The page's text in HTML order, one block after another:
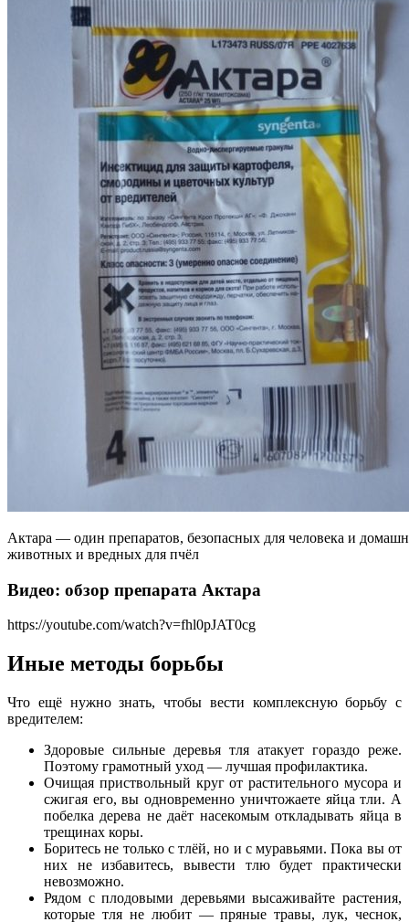
Актара — один препаратов, безопасных для человека и
животных и вредных для пчёл
Видео: обзор препарата Актара
https://youtube.com/watch?v=fhl0pJAT0cg
Иные методы борьбы
Что ещё нужно знать, чтобы вести комплексную борьбу с
вредителем:
Здоровые сильные деревья тля атакует гораздо реже.
Поэтому грамотный уход — лучшая профилактика.
Очищая приствольный круг от растительного мусора и
сжигая его, вы одновременно уничтожаете яйца тли. А
побелка дерева не даёт насекомым откладывать яйца в
трещинах коры.
Боритесь не только с тлёй, но и с муравьями. Пока вы от
них не избавитесь, вывести тлю будет практически
невозможно.
Рядом с плодовыми деревьями высаживайте растения,
которые тля не любит — пряные травы, лук, чеснок,